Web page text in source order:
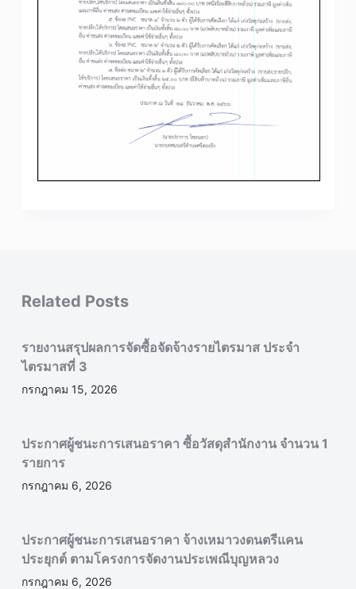
Related Posts
รายงานสรุปผลการจัดซื้อจัดจ้างรายไตรมาส ประจำ
ไตรมาสที่ 3
กรกฎาคม 15, 2026
ประกาศผู้ชนะการเสนอราคา ซื้อวัสดุสำนักงาน จำนวน 1
รายการ
กรกฎาคม 6, 2026
ประกาศผู้ชนะการเสนอราคา จ้างเหมาวงดนตรีแคน
ประยุกต์ ตามโครงการจัดงานประเพณีบุญหลวง
กรกฎาคม 6, 2026